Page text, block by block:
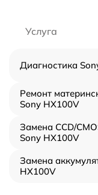
Услуга
Диагностика
Ремонт
Sony HX100V
Замена CCD/
Sony HX100V
Замена
HX100V